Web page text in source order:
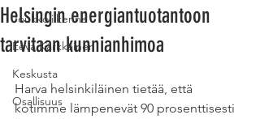
Joukkoliikenne
Eeva Kärkkäinen
Keskusta
Osallisuus
Helsingin energiantuotantoon
tarvitaan kunnianhimoa
Harva helsinkiläinen tietää, että
kotimme lämpenevät 90 prosenttisesti